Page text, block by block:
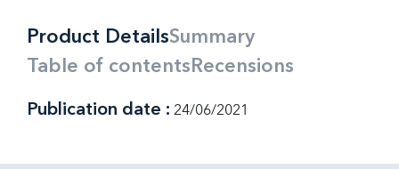
Product DetailsSummary
Table of contents Recensions
Publication date : 24/06/2021